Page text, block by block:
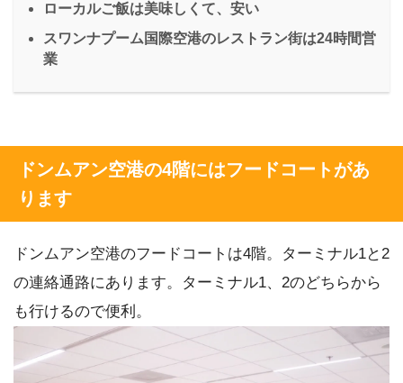
ローカルご飯は美味しくて、安い
スワンナプーム国際空港のレストラン街は24時間営
業
ドンムアン空港の4階にはフードコートがあ
ります
ドンムアン空港のフードコートは4階。ターミナル1と2
の連絡通路にあります。ターミナル1、2のどちらから
も行けるので便利。